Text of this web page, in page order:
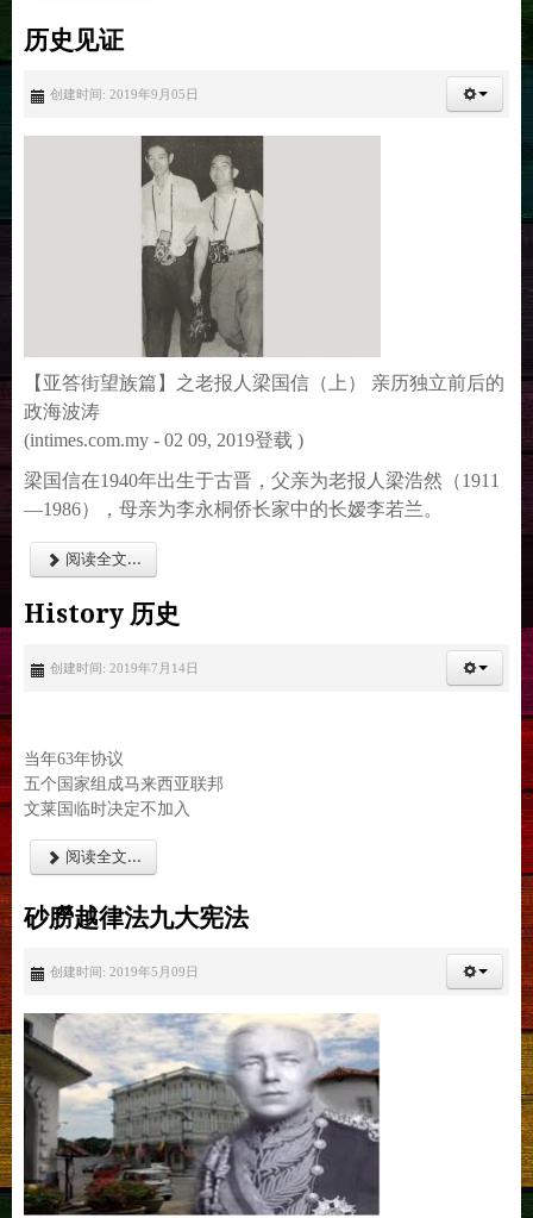
历史见证
创建时间: 2019年9月05日
【亚答街望族篇】之老报人梁国信（上） 亲历独立前后的
政海波涛
(intimes.com.my - 02 09, 2019登载 )
梁国信在1940年出生于古晋，父亲为老报人梁浩然（1911
—1986），母亲为李永桐侨长家中的长嫒李若兰。
阅读全文...
History 历史
创建时间: 2019年7月14日
当年63年协议
五个国家组成马来西亚联邦
文莱国临时决定不加入
阅读全文...
砂朥越律法九大宪法
创建时间: 2019年5月09日